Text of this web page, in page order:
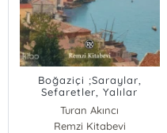
Boğaziçi ;Saraylar,
Sefaretler, Yalılar
Turan Akıncı
Remzi Kitabevi